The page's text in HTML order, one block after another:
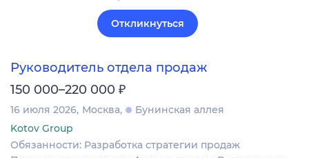
Откликнуться
Руководитель отдела продаж
150 000–220 000 ₽
16 июля 2026 Москва
Бунинская аллея
Kotov Group
Обязанности: Разработка стратегии продаж